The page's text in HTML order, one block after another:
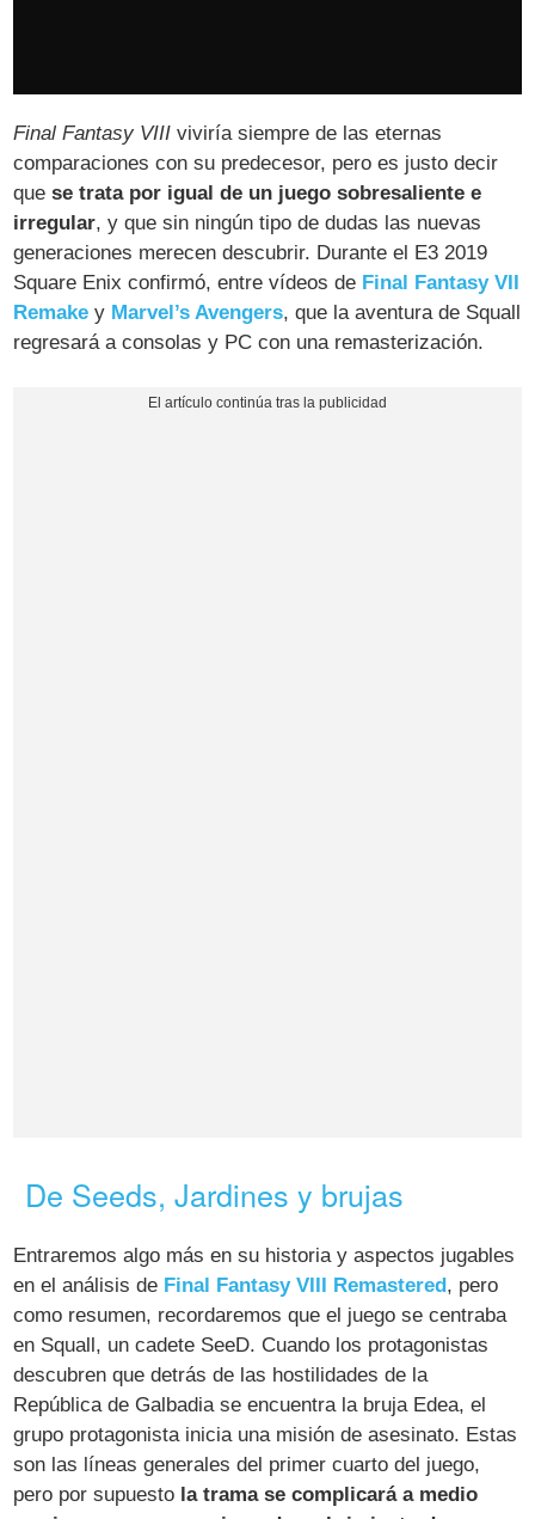
Final Fantasy VIII viviría siempre de las eternas
comparaciones con su predecesor, pero es justo decir
quese trata por igual de un juego sobresaliente e
irregular, y que sin ningún tipo de dudas las nuevas
generaciones merecen descubrir. Durante el E3 2019
Square Enix confirmó, entre vídeos de Final Fantasy VII
Remake y Marvel’s Avengers, que la aventura de Squall
regresará a consolas y PC con una remasterización.
De Seeds, Jardines y brujas
Entraremos algo más en su historia y aspectos jugables
en el análisis de Final Fantasy VIII Remastered , pero
como resumen, recordaremos que el juego se centraba
en Squall, un cadete SeeD. Cuando los protagonistas
descubren que detrás de las hostilidades de la
República de Galbadia se encuentra la bruja Edea, el
grupo protagonista inicia una misión de asesinato. Estas
son las líneas generales del primer cuarto del juego,
pero por supuesto la trama se complicará a medio